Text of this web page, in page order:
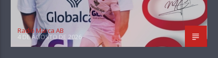
Radio Marca AB
4 DE AGOSTO DE 2026